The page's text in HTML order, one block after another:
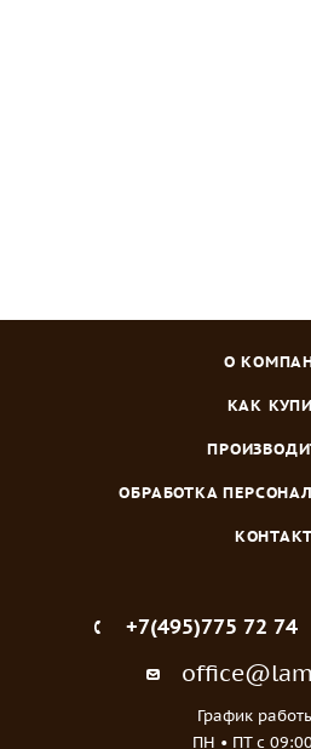
О
КАК
ОБРАБОТКА
+7(495)775 72 74
График
ПН • ПТ c